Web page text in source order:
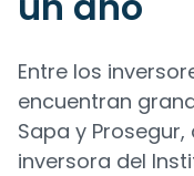
Entre los
encuentran
Sapa y
inversora del